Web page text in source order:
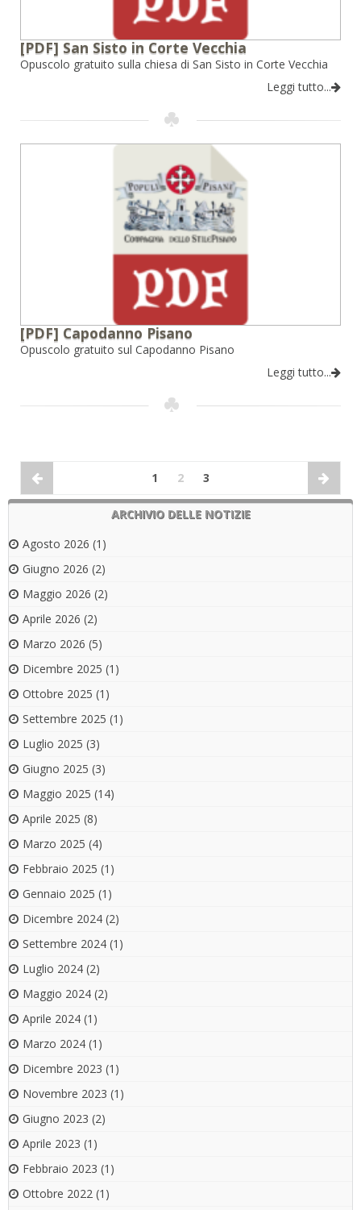
[PDF] San Sisto in Corte Vecchia
Opuscolo gratuito sulla chiesa di San Sisto in Corte Vecchia
Leggi tutto...
[PDF] Capodanno Pisano
Opuscolo gratuito sul Capodanno Pisano
Leggi tutto...
1 2 3
ARCHIVIO DELLE NOTIZIE
Agosto 2026 (1)
Giugno 2026 (2)
Maggio 2026 (2)
Aprile 2026 (2)
Marzo 2026 (5)
Dicembre 2025 (1)
Ottobre 2025 (1)
Settembre 2025 (1)
Luglio 2025 (3)
Giugno 2025 (3)
Maggio 2025 (14)
Aprile 2025 (8)
Marzo 2025 (4)
Febbraio 2025 (1)
Gennaio 2025 (1)
Dicembre 2024 (2)
Settembre 2024 (1)
Luglio 2024 (2)
Maggio 2024 (2)
Aprile 2024 (1)
Marzo 2024 (1)
Dicembre 2023 (1)
Novembre 2023 (1)
Giugno 2023 (2)
Aprile 2023 (1)
Febbraio 2023 (1)
Ottobre 2022 (1)